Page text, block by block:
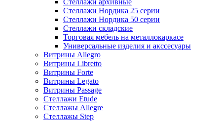
Стеллажи Нордика 25 серии
Стеллажи Нордика 50 серии
Стеллажи складские
Торговая мебель на металлокаркасе
Универсальные изделия и акссесуары
Витрины Allegro
Витрины Libretto
Витрины Forte
Витрины Legato
Витрины Passage
Стеллажи Etude
Стеллажы Allegre
Стеллажы Step